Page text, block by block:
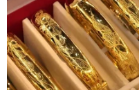
TIN CÙNG
Ngoại giao khoa học